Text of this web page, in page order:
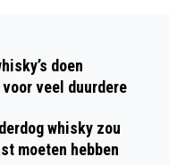
doen
veel duurdere
whisky zou
moeten hebben